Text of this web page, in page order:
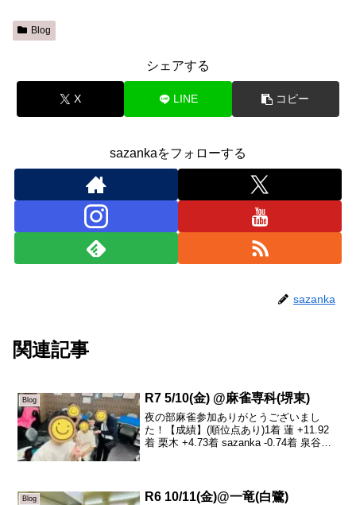
Blog
シェアする
X LINE コピー
sazankaをフォローする
sazanka
関連記事
Blog R7 5/10(金) @麻雀専科(堺東)
夜の部麻雀参加ありがとうございまし
た！【成績】(順位点あり)1着 蓮 +11.92
着 栗木 +4.73着 sazanka -0.74着 泉谷
Blog R6 10/11(金)@一竜(白鷺)